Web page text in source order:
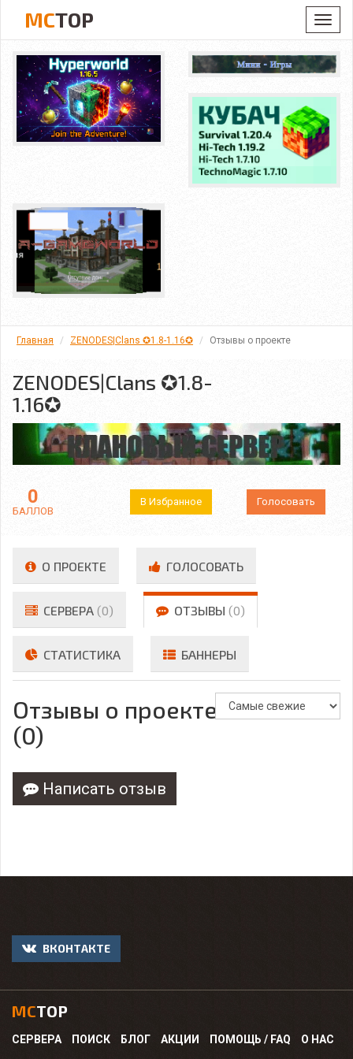
MCTOP
Главная ZENODES|Clans ✪1.8-1.16✪ Отзывы о проекте
ZENODES|Clans ✪1.8-
1.16✪
0
БАЛЛОВ
В Избранное Голосовать
О ПРОЕКТЕ ГОЛОСОВАТЬ
СЕРВЕРА (0) ОТЗЫВЫ (0)
СТАТИСТИКА БАННЕРЫ
Отзывы о проекте
(0)
Написать отзыв
ВКОНТАКТЕ
MCTOP
СЕРВЕРА ПОИСК БЛОГ АКЦИИ ПОМОЩЬ / FAQ О НАС